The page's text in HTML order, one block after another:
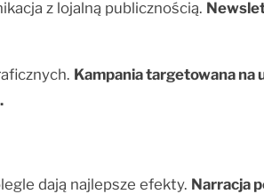
z lojalną publicznością.
Kampania targetowana na
dają najlepsze efekty. Narracja